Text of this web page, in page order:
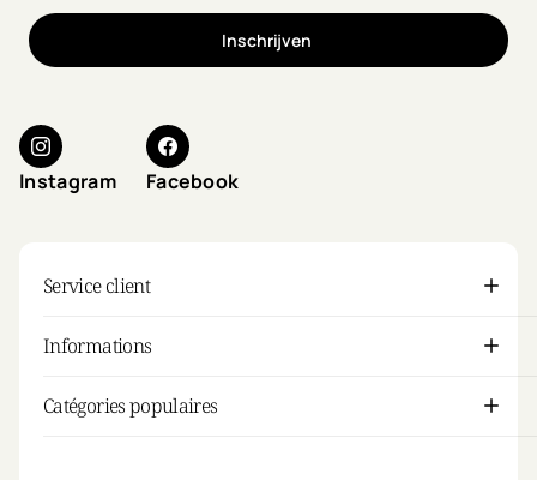
Inschrijven
Instagram Facebook
Service client
Informations
Catégories populaires